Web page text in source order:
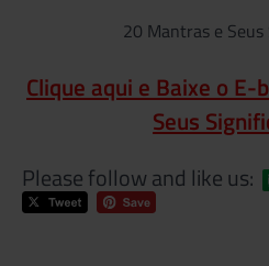
20 Mantras e
Clique aqui e Baixe o
Seus
Please follow and like us: